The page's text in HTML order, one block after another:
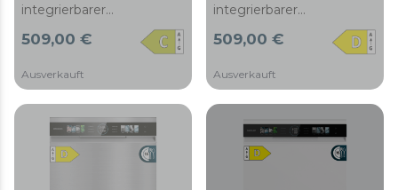
integrierbarer
Geschirrspüler dark inox
mit 15 Maßgedecken,
Inverter-Motor, XXL-
FullColor-Display, Smart
Wash, UV-Licht, Turbo
Dry+, AutoClean, Halbe
Beladung, Delay Start,
509,00 €
Ausverkauft
integrierbarer
Geschirrspüler dark inox
mit 15 Maßgedecken,
XXL-FullColor-Display,
Smart Wash, UV-Licht,
Turbo Dry+, AutoClean,
Halbe Beladung, Delay
Start, Kindersicherung
509,00 €
Ausverkauft